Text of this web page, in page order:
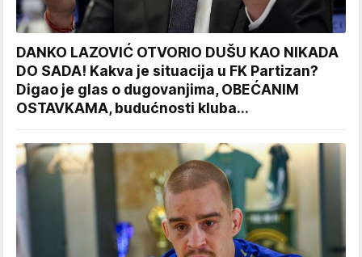
DANKO LAZOVIĆ OTVORIO DUŠU KAO NIKADA
DO SADA! Kakva je situacija u FK Partizan?
Digao je glas o dugovanjima, OBEĆANIM
OSTAVKAMA, budućnosti kluba...